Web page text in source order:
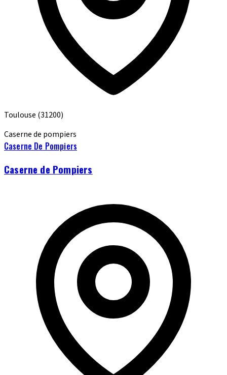
Toulouse (31200)
Caserne de pompiers
Caserne De Pompiers
Caserne de Pompiers